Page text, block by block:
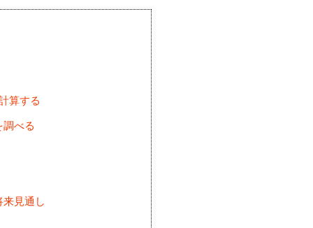
算する
べる
見通し